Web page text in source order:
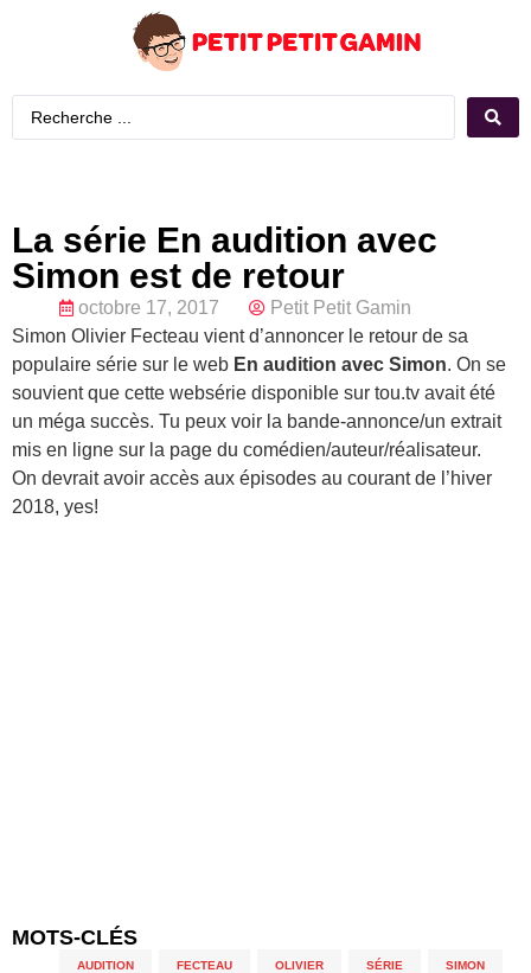
La série En audition avec
Simon est de retour
octobre 17, 2017
Petit Petit Gamin
Simon Olivier Fecteau vient d’annoncer le retour de sa
populaire série sur le web En audition avec Simon. On se
souvient que cette websérie disponible sur tou.tv avait été
un méga succès. Tu peux voir la bande-annonce/un extrait
mis en ligne sur la page du comédien/auteur/réalisateur.
On devrait avoir accès aux épisodes au courant de l’hiver
2018, yes!
MOTS-CLÉS
AUDITION FECTEAU OLIVIER SÉRIE SIMON